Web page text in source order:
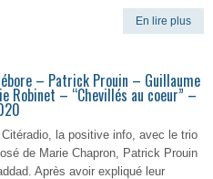
En lire plus
– Patrick Prouin – Guillaume
Robinet – “Chevillés au coeur” –
la positive info, avec le trio
de Marie Chapron, Patrick Prouin
Après avoir expliqué leur